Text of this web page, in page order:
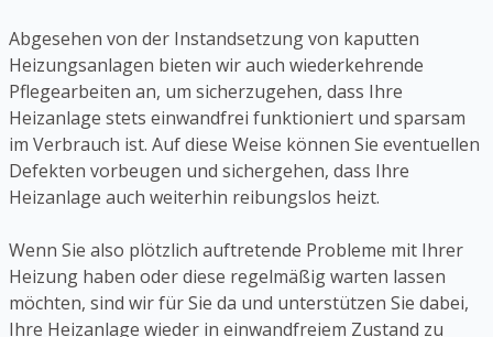
Abgesehen von der Instandsetzung von kaputten
Heizungsanlagen bieten wir auch wiederkehrende
Pflegearbeiten an, um sicherzugehen, dass Ihre
Heizanlage stets einwandfrei funktioniert und sparsam
im Verbrauch ist. Auf diese Weise können Sie eventuellen
Defekten vorbeugen und sichergehen, dass Ihre
Heizanlage auch weiterhin reibungslos heizt.
Wenn Sie also plötzlich auftretende Probleme mit Ihrer
Heizung haben oder diese regelmäßig warten lassen
möchten, sind wir für Sie da und unterstützen Sie dabei,
Ihre Heizanlage wieder in einwandfreiem Zustand zu